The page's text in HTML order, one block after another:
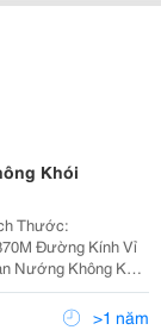
Khói
Không Khó >1 năm